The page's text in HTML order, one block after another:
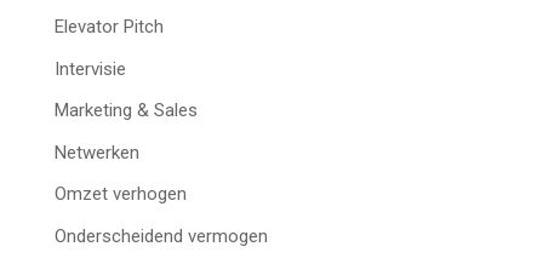
Elevator Pitch
Intervisie
Marketing & Sales
Netwerken
Omzet verhogen
Onderscheidend vermogen